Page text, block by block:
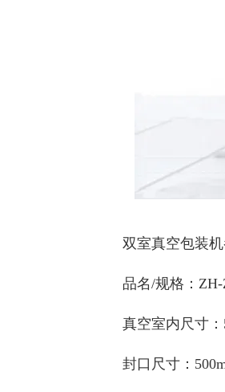
双室真空包装
品名/规格：ZH-
真空室内尺寸：
封口尺寸：